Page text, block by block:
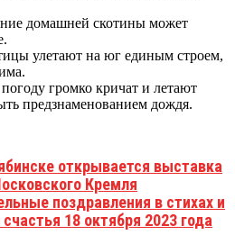
домашней скотины может
улетают на юг единым строем,
громко кричат и летают
предзнаменованием дождя.
открывается выставка
Кремля
поздравления в стихах и
18 октября 2023 года